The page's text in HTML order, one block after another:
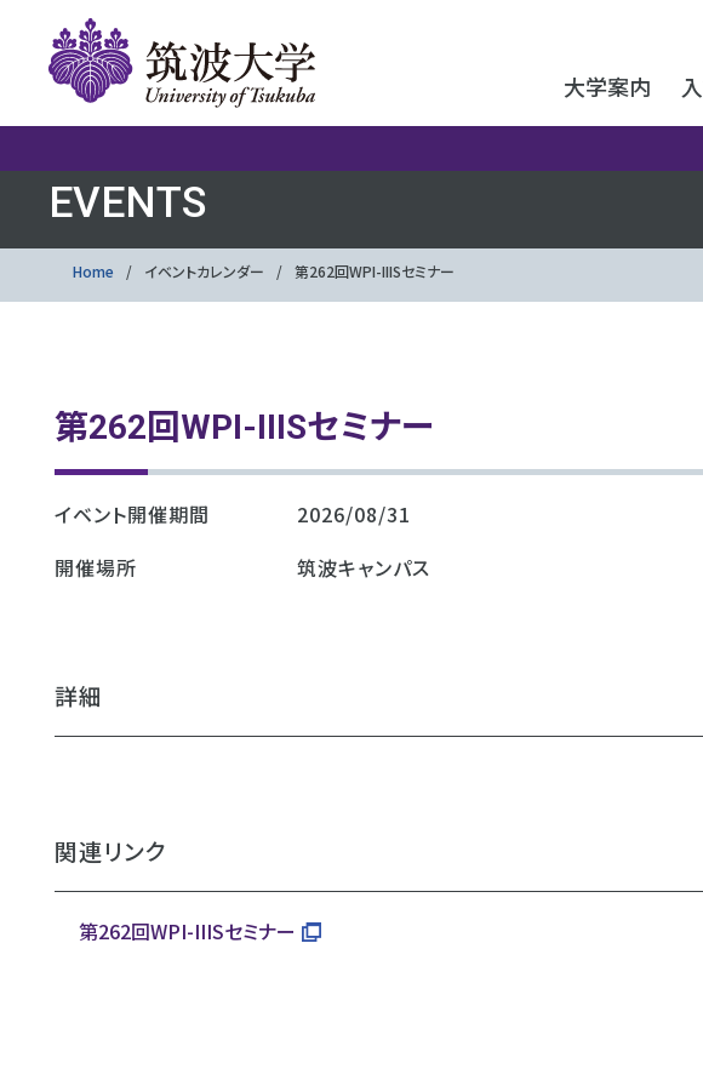
大学案内
EVENTS
Home イベントカレンダー 第262回WPI-IIISセミナー
第262回WPI-IIISセミナー
イベント開催期間
2026/08/31
開催場所
筑波キャンパス
詳細
関連リンク
第262回WPI-IIISセミナー